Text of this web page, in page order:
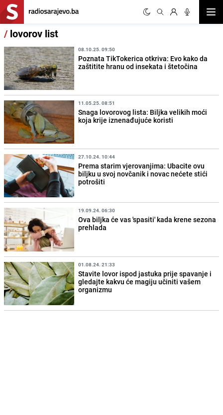
/ lovorov list
08.10.25. 09:50
Poznata TikTokerica otkriva: Evo kako da
zaštitite hranu od insekata i štetočina
11.05.25. 08:51
Snaga lovorovog lista: Biljka velikih moći
koja krije iznenađujuće koristi
27.10.24. 10:44
Prema starim vjerovanjima: Ubacite ovu
biljku u svoj novčanik i novac nećete stići
potrošiti
19.09.24. 06:30
Ova biljka će vas 'spasiti' kada krene sezona
prehlada
01.08.24. 21:33
Stavite lovor ispod jastuka prije spavanje i
gledajte kakvu će magiju učiniti vašem
organizmu